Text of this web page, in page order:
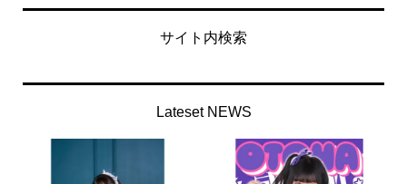
サイト内検索
Lateset NEWS